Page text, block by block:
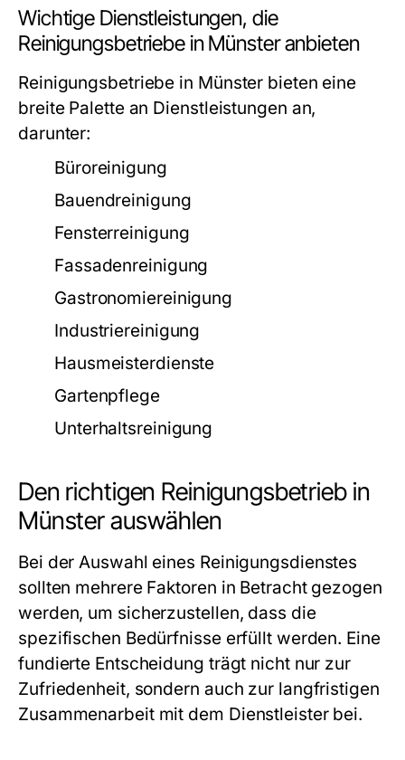
Wichtige Dienstleistungen, die
Reinigungsbetriebe in Münster anbieten
Reinigungsbetriebe in Münster bieten eine
breite Palette an Dienstleistungen an,
darunter:
Büroreinigung
Bauendreinigung
Fensterreinigung
Fassadenreinigung
Gastronomiereinigung
Industriereinigung
Hausmeisterdienste
Gartenpflege
Unterhaltsreinigung
Den richtigen Reinigungsbetrieb in
Münster auswählen
Bei der Auswahl eines Reinigungsdienstes
sollten mehrere Faktoren in Betracht gezogen
werden, um sicherzustellen, dass die
spezifischen Bedürfnisse erfüllt werden. Eine
fundierte Entscheidung trägt nicht nur zur
Zufriedenheit, sondern auch zur langfristigen
Zusammenarbeit mit dem Dienstleister bei.